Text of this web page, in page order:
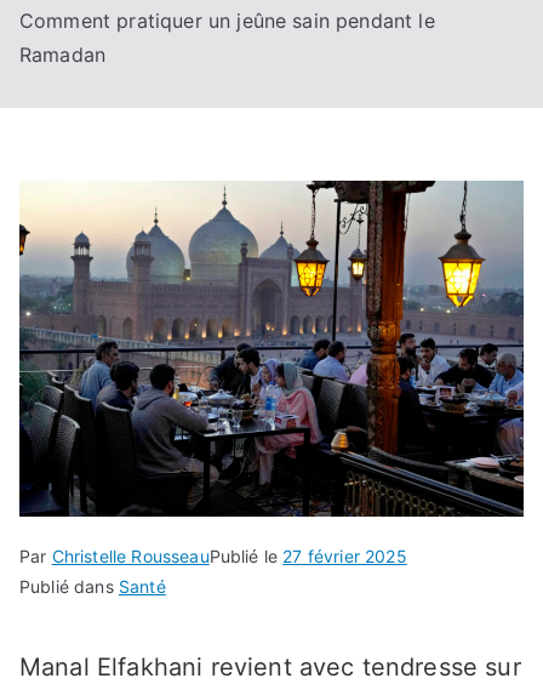
Comment pratiquer un jeûne sain pendant le
Ramadan
Par Christelle RousseauPublié le 27 février 2025
Publié dans Santé
Manal Elfakhani revient avec tendresse sur